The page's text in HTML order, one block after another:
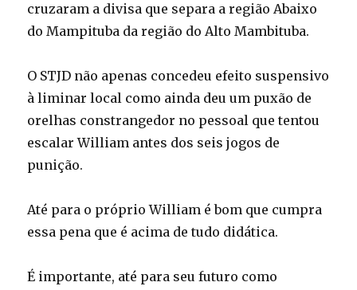
cruzaram a divisa que separa a região Abaixo
do Mampituba da região do Alto Mambituba.
O STJD não apenas concedeu efeito suspensivo
à liminar local como ainda deu um puxão de
orelhas constrangedor no pessoal que tentou
escalar William antes dos seis jogos de
punição.
Até para o próprio William é bom que cumpra
essa pena que é acima de tudo didática.
É importante, até para seu futuro como